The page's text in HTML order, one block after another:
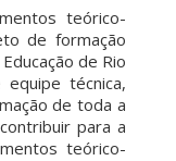
teórico-
de formação
de Rio
técnica,
de toda a
para a
teórico-